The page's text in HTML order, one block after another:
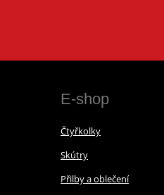
E-shop
Čtyřkolky
Skútry
Přilby a oblečení